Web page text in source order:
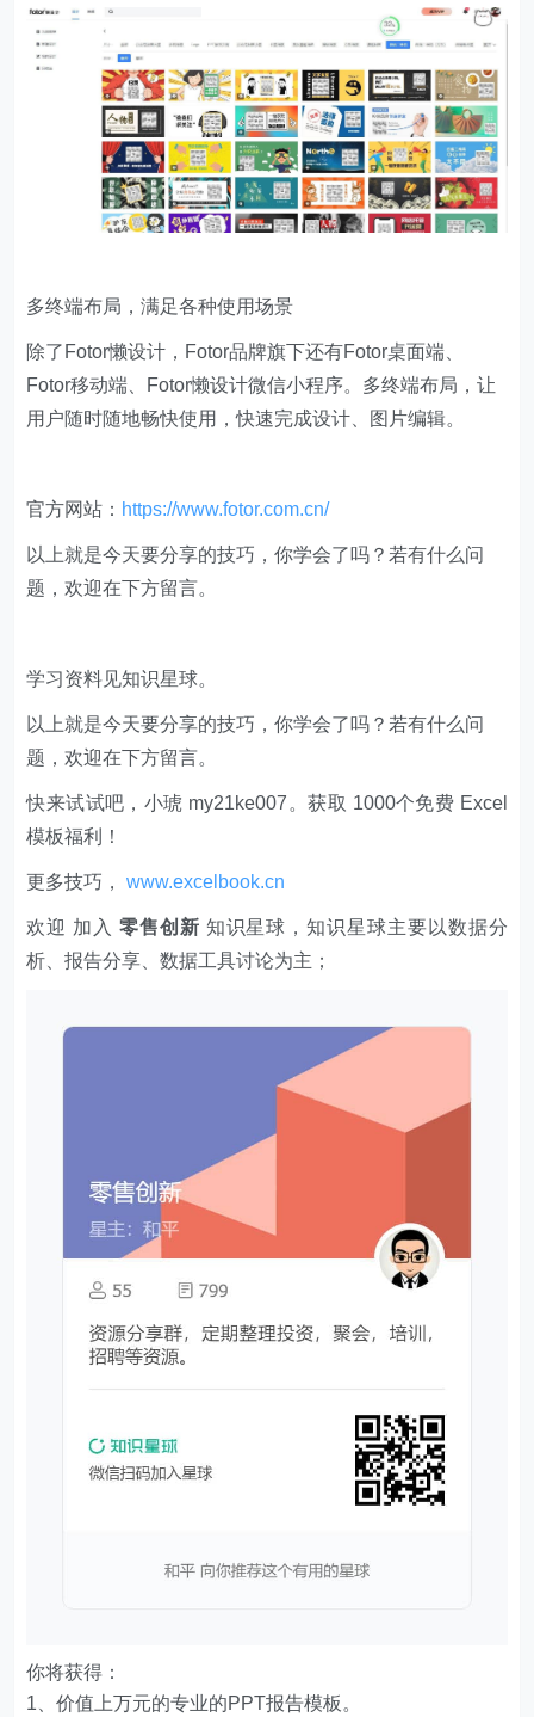
多终端布局，满足各种使用场景
除了Fotor懒设计，Fotor品牌旗下还有Fotor桌面端、
Fotor移动端、Fotor懒设计微信小程序。多终端布局，让
用户随时随地畅快使用，快速完成设计、图片编辑。
官方网站： https://www.fotor.com.cn/
以上就是今天要分享的技巧，你学会了吗？若有什么问
题，欢迎在下方留言。
学习资料见知识星球。
以上就是今天要分享的技巧，你学会了吗？若有什么问
题，欢迎在下方留言。
快来试试吧，小琥 my21ke007。获取 1000个免费 Excel
模板福利​​​​！
更多技巧，www.excelbook.cn
欢迎 加入 零售创新 知识星球，知识星球主要以数据分
析、报告分享、数据工具讨论为主；
你将获得：
1、价值上万元的专业的PPT报告模板。